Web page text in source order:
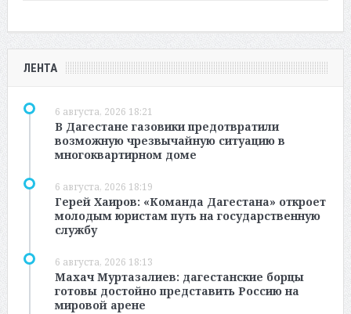
ЛЕНТА
6 августа, 2026 18:21
В Дагестане газовики предотвратили
возможную чрезвычайную ситуацию в
многоквартирном доме
6 августа, 2026 18:19
Герей Хаиров: «Команда Дагестана» откроет
молодым юристам путь на государственную
службу
6 августа, 2026 18:13
Махач Муртазалиев: дагестанские борцы
готовы достойно представить Россию на
мировой арене